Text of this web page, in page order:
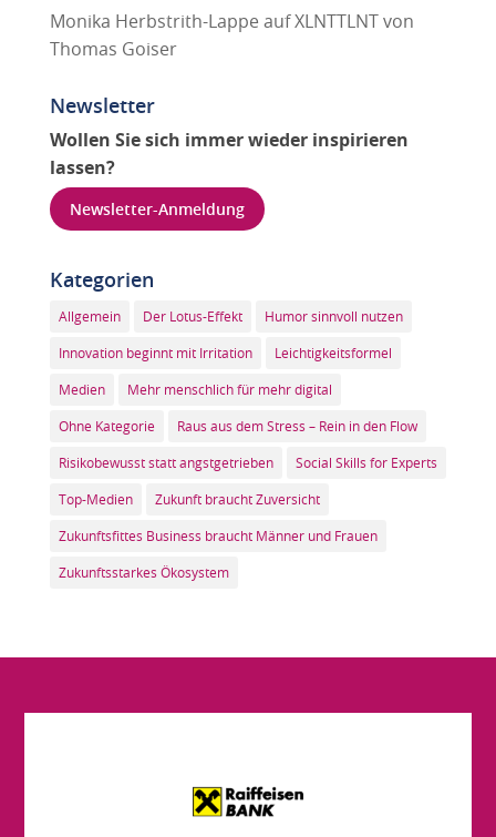
Monika Herbstrith-Lappe auf XLNTTLNT von
Thomas Goiser
Newsletter
Wollen Sie sich immer wieder inspirieren
lassen?
Newsletter-Anmeldung
Kategorien
Allgemein Der Lotus-Effekt Humor sinnvoll nutzen
Innovation beginnt mit Irritation Leichtigkeitsformel
Medien Mehr menschlich für mehr digital
Ohne Kategorie Raus aus dem Stress – Rein in den Flow
Risikobewusst statt angstgetrieben Social Skills for Experts
Top-Medien Zukunft braucht Zuversicht
Zukunftsfittes Business braucht Männer und Frauen
Zukunftsstarkes Ökosystem